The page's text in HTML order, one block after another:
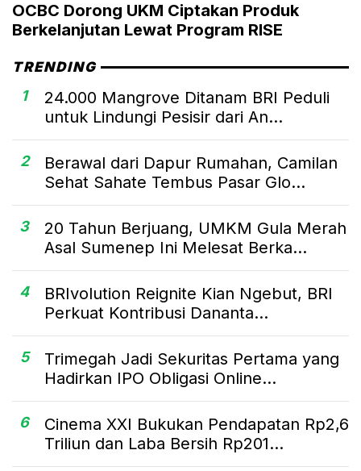
OCBC Dorong UKM Ciptakan Produk
Berkelanjutan Lewat Program RISE
TRENDING
1
24.000 Mangrove Ditanam BRI Peduli
untuk Lindungi Pesisir dari An...
2
Berawal dari Dapur Rumahan, Camilan
Sehat Sahate Tembus Pasar Glo...
3
20 Tahun Berjuang, UMKM Gula Merah
Asal Sumenep Ini Melesat Berka...
4
BRIvolution Reignite Kian Ngebut, BRI
Perkuat Kontribusi Dananta...
5
Trimegah Jadi Sekuritas Pertama yang
Hadirkan IPO Obligasi Online...
6
Cinema XXI Bukukan Pendapatan Rp2,6
Triliun dan Laba Bersih Rp201...